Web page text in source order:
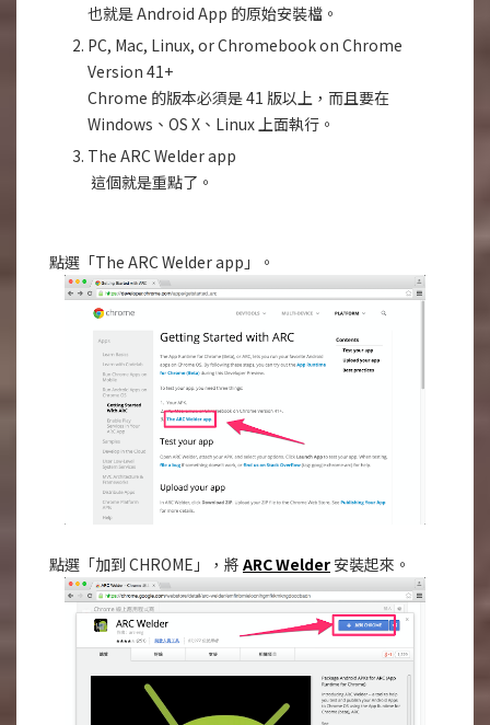
也就是 Android App 的原始安裝檔。
PC, Mac, Linux, or Chromebook on Chrome
Version 41+
Chrome 的版本必須是 41 版以上，而且要在
Windows、OS X、Linux 上面執行。
The ARC Welder app
這個就是重點了。
點選「The ARC Welder app」。
點選「加到 CHROME」，將 ARC Welder 安裝起來。